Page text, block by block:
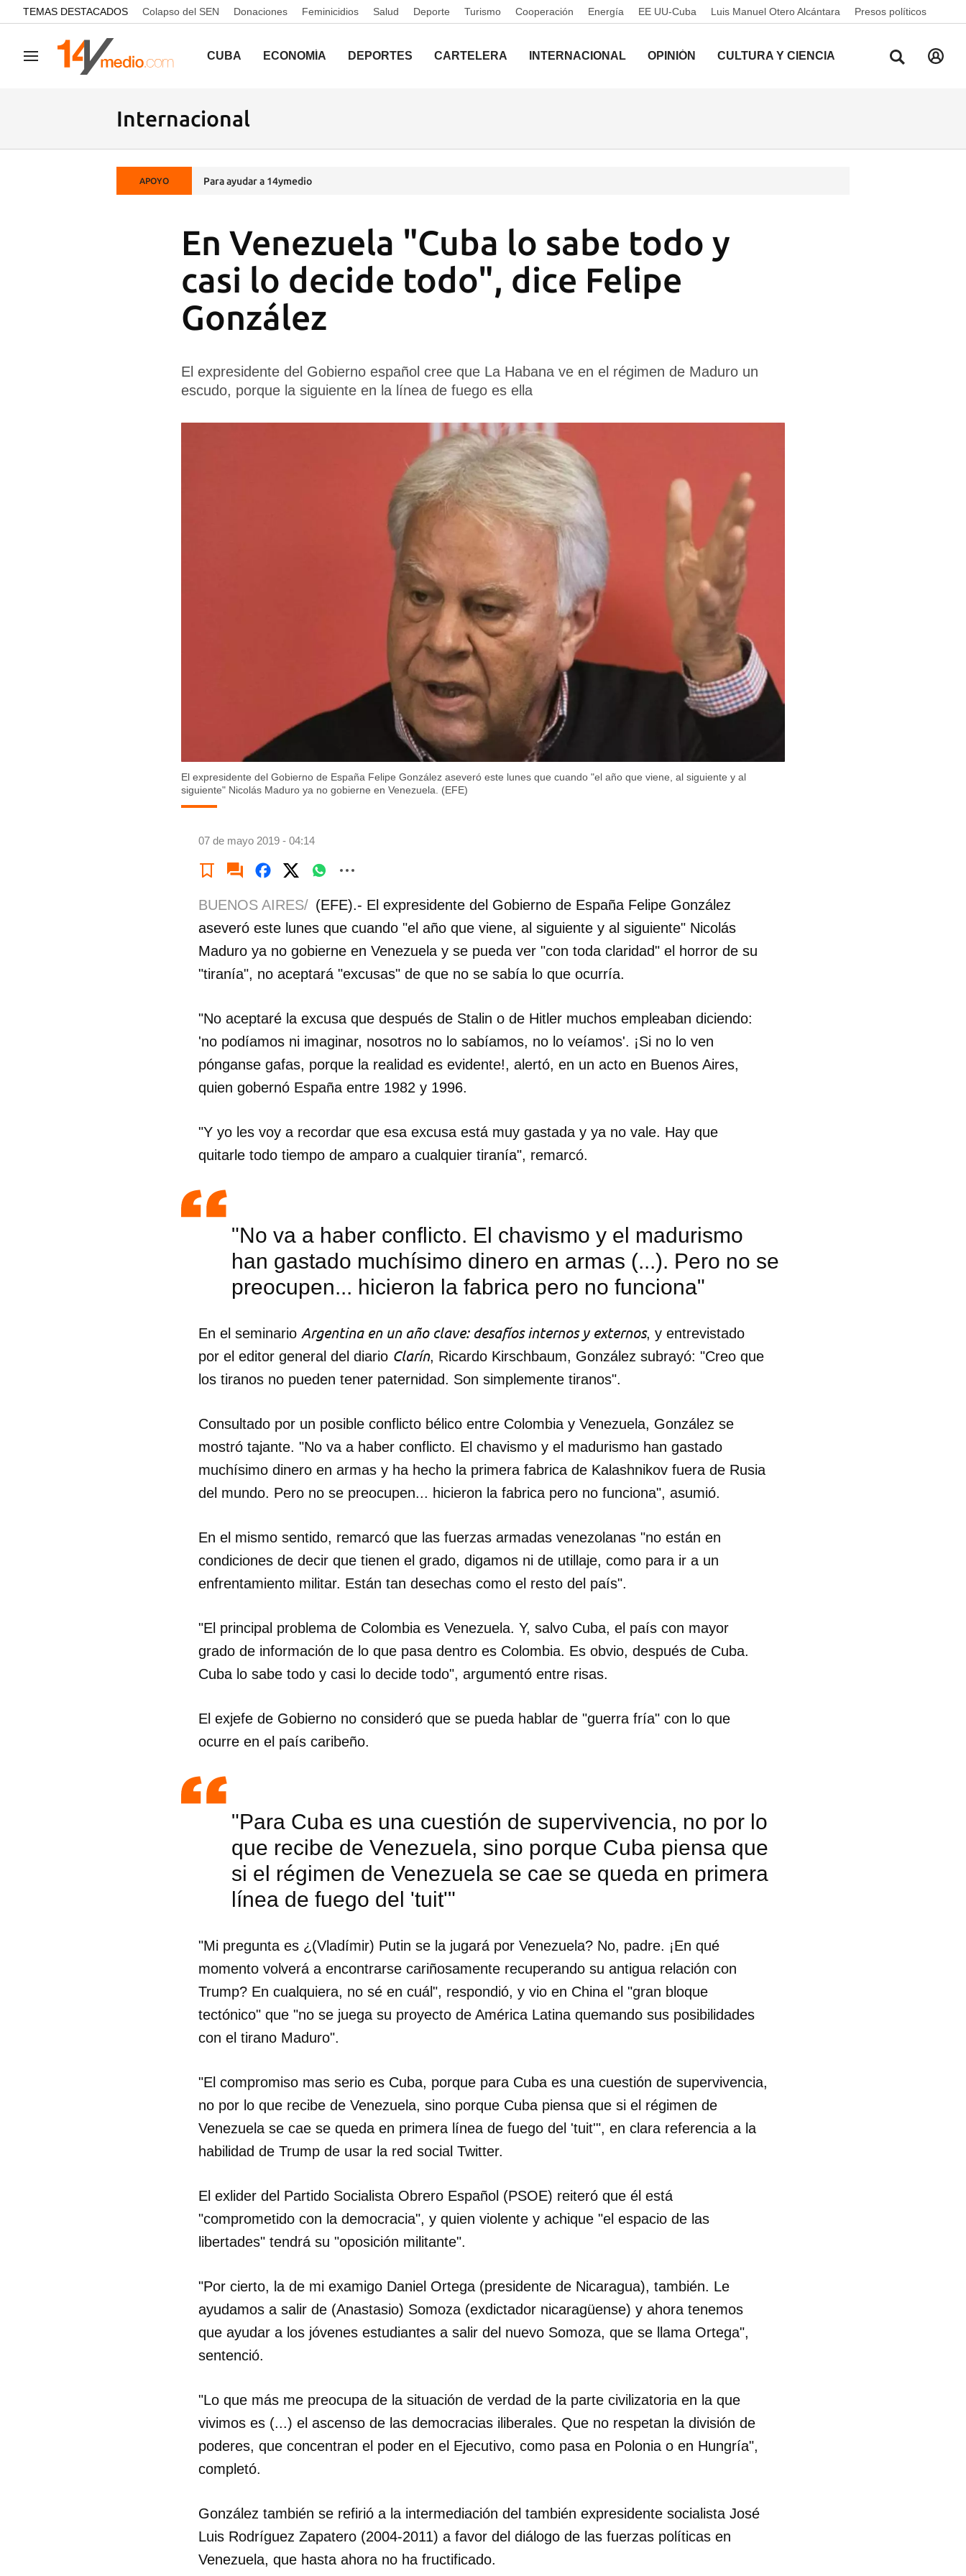
common.go-to-content
TEMAS DESTACADOS Colapso del SEN Donaciones Feminicidios Salud Deporte Turismo Cooperación Energía EE UU-Cuba Luis Manuel Otero Alcántara Presos políticos
Navegación CUBA ECONOMÍA DEPORTES CARTELERA INTERNACIONAL OPINIÓN CULTURA Y CIENCIA
Internacional
APOYO Para ayudar a 14ymedio
En Venezuela "Cuba lo sabe todo y
casi lo decide todo", dice Felipe
González
El expresidente del Gobierno español cree que La Habana ve en el régimen de Maduro un
escudo, porque la siguiente en la línea de fuego es ella
El expresidente del Gobierno de España Felipe González aseveró este lunes que cuando "el año que viene, al siguiente y al
siguiente" Nicolás Maduro ya no gobierne en Venezuela. (EFE)
07 de mayo 2019 - 04:14
Guardar como favorito
Para poder guardar como favorito, primero has de iniciar sesión con tu
INICIAR SESIÓN CANCELAR
BUENOS AIRES/ (EFE).- El expresidente del Gobierno de España Felipe González
aseveró este lunes que cuando "el año que viene, al siguiente y al siguiente" Nicolás
Maduro ya no gobierne en Venezuela y se pueda ver "con toda claridad" el horror de su
"tiranía", no aceptará "excusas" de que no se sabía lo que ocurría.
"No aceptaré la excusa que después de Stalin o de Hitler muchos empleaban diciendo:
'no podíamos ni imaginar, nosotros no lo sabíamos, no lo veíamos'. ¡Si no lo ven
pónganse gafas, porque la realidad es evidente!, alertó, en un acto en Buenos Aires,
quien gobernó España entre 1982 y 1996.
"Y yo les voy a recordar que esa excusa está muy gastada y ya no vale. Hay que
quitarle todo tiempo de amparo a cualquier tiranía", remarcó.
"No va a haber conflicto. El chavismo y el madurismo
han gastado muchísimo dinero en armas (...). Pero no se
preocupen... hicieron la fabrica pero no funciona"
En el seminario Argentina en un año clave: desafíos internos y externos, y entrevistado
por el editor general del diario Clarín, Ricardo Kirschbaum, González subrayó: "Creo que
los tiranos no pueden tener paternidad. Son simplemente tiranos".
Consultado por un posible conflicto bélico entre Colombia y Venezuela, González se
mostró tajante. "No va a haber conflicto. El chavismo y el madurismo han gastado
muchísimo dinero en armas y ha hecho la primera fabrica de Kalashnikov fuera de Rusia
del mundo. Pero no se preocupen... hicieron la fabrica pero no funciona", asumió.
En el mismo sentido, remarcó que las fuerzas armadas venezolanas "no están en
condiciones de decir que tienen el grado, digamos ni de utillaje, como para ir a un
enfrentamiento militar. Están tan desechas como el resto del país".
"El principal problema de Colombia es Venezuela. Y, salvo Cuba, el país con mayor
grado de información de lo que pasa dentro es Colombia. Es obvio, después de Cuba.
Cuba lo sabe todo y casi lo decide todo", argumentó entre risas.
El exjefe de Gobierno no consideró que se pueda hablar de "guerra fría" con lo que
ocurre en el país caribeño.
"Para Cuba es una cuestión de supervivencia, no por lo
que recibe de Venezuela, sino porque Cuba piensa que
si el régimen de Venezuela se cae se queda en primera
línea de fuego del 'tuit'"
"Mi pregunta es ¿(Vladímir) Putin se la jugará por Venezuela? No, padre. ¡En qué
momento volverá a encontrarse cariñosamente recuperando su antigua relación con
Trump? En cualquiera, no sé en cuál", respondió, y vio en China el "gran bloque
tectónico" que "no se juega su proyecto de América Latina quemando sus posibilidades
con el tirano Maduro".
"El compromiso mas serio es Cuba, porque para Cuba es una cuestión de supervivencia,
no por lo que recibe de Venezuela, sino porque Cuba piensa que si el régimen de
Venezuela se cae se queda en primera línea de fuego del 'tuit'", en clara referencia a la
habilidad de Trump de usar la red social Twitter.
El exlider del Partido Socialista Obrero Español (PSOE) reiteró que él está
"comprometido con la democracia", y quien violente y achique "el espacio de las
libertades" tendrá su "oposición militante".
"Por cierto, la de mi examigo Daniel Ortega (presidente de Nicaragua), también. Le
ayudamos a salir de (Anastasio) Somoza (exdictador nicaragüense) y ahora tenemos
que ayudar a los jóvenes estudiantes a salir del nuevo Somoza, que se llama Ortega",
sentenció.
"Lo que más me preocupa de la situación de verdad de la parte civilizatoria en la que
vivimos es (...) el ascenso de las democracias iliberales. Que no respetan la división de
poderes, que concentran el poder en el Ejecutivo, como pasa en Polonia o en Hungría",
completó.
González también se refirió a la intermediación del también expresidente socialista José
Luis Rodríguez Zapatero (2004-2011) a favor del diálogo de las fuerzas políticas en
Venezuela, que hasta ahora no ha fructificado.